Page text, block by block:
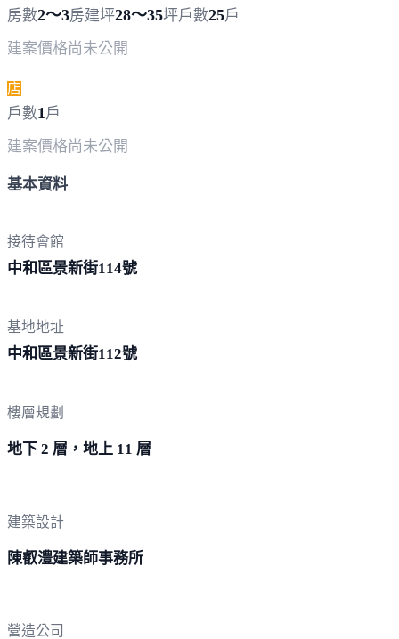
房數2～3房建坪28～35坪戶數25戶
建案價格尚未公開
店
戶數1戶
建案價格尚未公開
基本資料
接待會館
中和區景新街114號
基地地址
中和區景新街112號
樓層規劃
地下 2 層，地上 11 層
建築設計
陳叡澧建築師事務所
營造公司